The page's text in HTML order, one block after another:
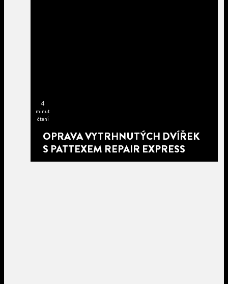
4
minut
čtení
OPRAVA VYTRHNUTÝCH DVÍŘEK
S PATTEXEM REPAIR EXPRESS